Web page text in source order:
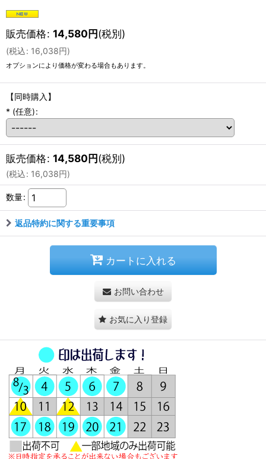
販売価格: 14,580円(税別)
(税込: 16,038円)
オプションにより価格が変わる場合もあります。
【同時購入】
* (任意):
販売価格: 14,580円(税別)
(税込: 16,038円)
数量:
返品特約に関する重要事項
カートに入れる
お問い合わせ
お気に入り登録